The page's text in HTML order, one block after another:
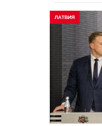
ЛАТВИЯ